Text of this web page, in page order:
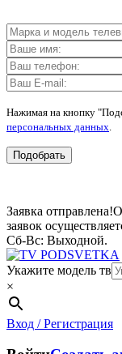
Нажимая на кнопку
персональных данных
Подобрать
Заявка отправлена!
заявок
Сб-Вс: Выходной.
Укажите модель тв
×
Вход / Регистрация